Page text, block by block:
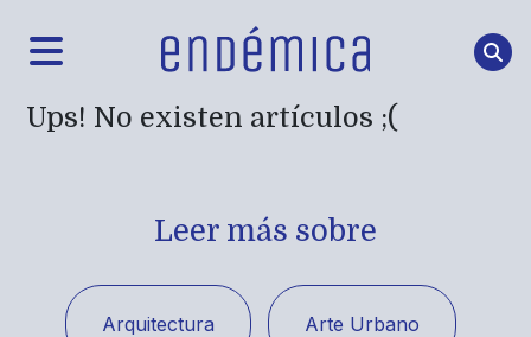
Ups! No existen artículos ;(
Leer más sobre
Arquitectura Arte Urbano